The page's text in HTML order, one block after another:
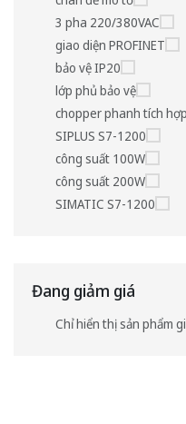
3 pha 220/380VAC
giao diện PROFINET
bảo vệ IP20
lớp phủ bảo vệ
chopper phanh tích hợp
SIPLUS S7-1200
công suất 100W
công suất 200W
SIMATIC S7-1200
Đang giảm giá
Chỉ hiển thị sản phẩm